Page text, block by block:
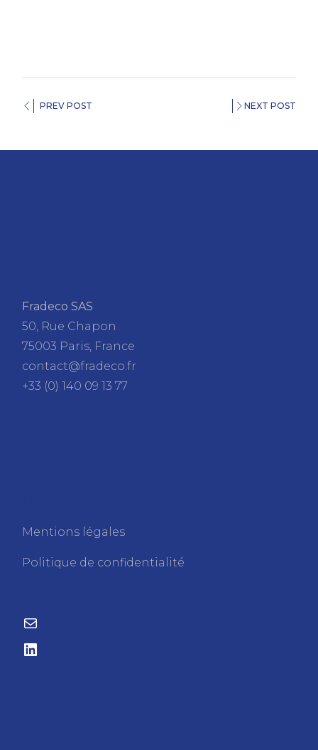
PREV POST NEXT POST
Fradeco SAS
50, Rue Chapon
75003 Paris, France
contact@fradeco.fr
+33 (0) 140 09 13 77
Mentions légales
Politique de confidentialité